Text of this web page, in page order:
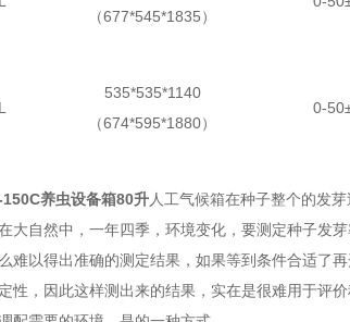
（677*545*1835）
535*535*1140
（674*595*1880）
0-
养虫设备箱80升人工气候箱在种子整个的发
大自然中，一年四季，环境变化，要测定种子发
难以得出准确的测定结果，如果等到条件合适了
性，因此这样测出来的结果，实在是很难用于评